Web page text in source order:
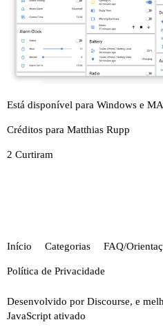
Está disponível para Windows e
Créditos para Matthias Rupp
2 Curtiram
Início Categorias FAQ/
Política de Privacidade
Desenvolvido por Discourse, e
JavaScript ativado